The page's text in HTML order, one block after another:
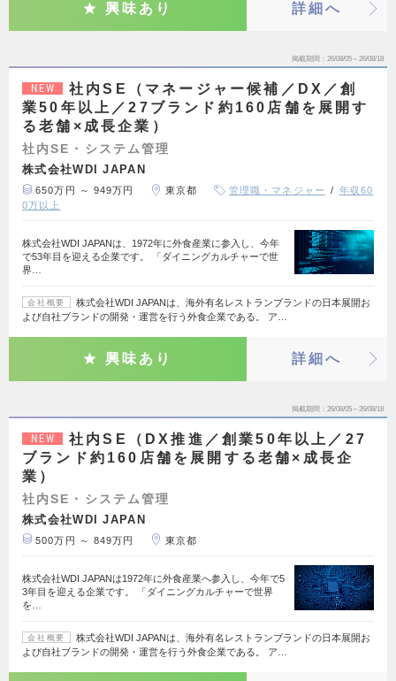
興味あり 詳細へ
掲載期間 26/08/05～26/08/18
NEW
社内SE（マネージャー候補／DX／創
業50年以上／27ブランド約160店舗を展開す
る老舗×成長企業）
社内SE・システム管理
株式会社WDI JAPAN
650万円 ～ 949万円 東京都 管理職・マネジャー
年収60
0万以上
株式会社WDI JAPANは、1972年に外食産業に参入し、今年
で53年目を迎える企業です。 「ダイニングカルチャーで世
界…
会社概要
株式会社WDI JAPANは、海外有名レストランブランドの日本展開お
よび自社ブランドの開発・運営を行う外食企業である。 ア…
興味あり 詳細へ
掲載期間 26/08/05～26/08/18
NEW
社内SE（DX推進／創業50年以上／27
ブランド約160店舗を展開する老舗×成長企
業）
社内SE・システム管理
株式会社WDI JAPAN
500万円 ～ 849万円 東京都
株式会社WDI JAPANは1972年に外食産業へ参入し、今年で5
3年目を迎える企業です。 「ダイニングカルチャーで世界
を…
会社概要
株式会社WDI JAPANは、海外有名レストランブランドの日本展開お
よび自社ブランドの開発・運営を行う外食企業である。 ア…